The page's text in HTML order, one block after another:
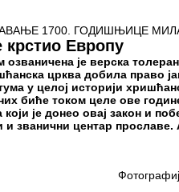
1700. ГОДИШЊИЦЕ
крстио Европу
озваничена је верска
црква добила право
у целој историји
биће током целе ове
је донео овај закон и
и званични центар